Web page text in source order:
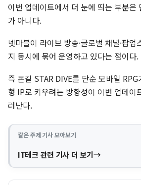
이번 업데이트에서 더 눈에 띄는 부분은
가 아니다.
넷마블이 라이브 방송·글로벌 채널·팝업
지 동시에 묶어 운영하고 있다는 점이다.
즉 몬길 STAR DIVE를 단순 모바일
형 IP로 키우려는 방향성이 이번 업데이
러난다.
같은 주제 기사 모아보기
IT테크 관련 기사 더 보기